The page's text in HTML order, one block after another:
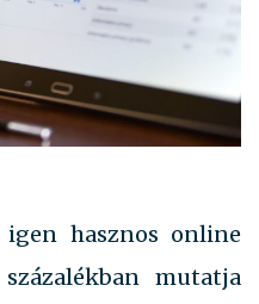
hasznos online
mutatja